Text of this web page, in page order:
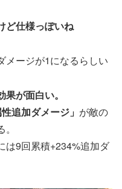
ど仕様っぽいね
メージが1になるらしい
が面白い。
追加ダメージ」 が敵の
は9回累積+234%追加ダ